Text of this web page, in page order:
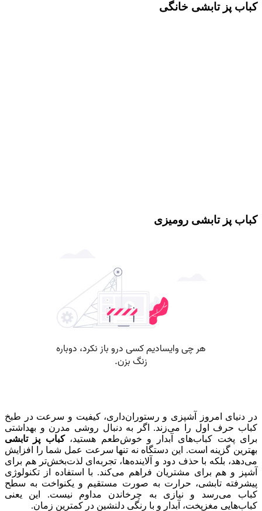
کباب پز تابشی خانگی
کباب پز تابشی رومیزی
در دنیای امروز آشپزی و رستوران‌داری، کیفیت و سرعت در طبخ
کباب حرف اول را می‌زند. اگر به دنبال روشی مدرن و بهداشتی
برای پخت کباب‌های آبدار و خوش‌طعم هستید،کباب پز تابشی
بهترین گزینه است. این دستگاه نه تنها سرعت عمل شما را افزایش
می‌دهد، بلکه با حذف دود و آلاینده‌ها، تجربه‌ای لذت‌بخش‌تر هم برای
آشپز و هم برای مشتریان فراهم می‌کند. با استفاده از تکنولوژی
پیشرفته تابشی، حرارت به صورت مستقیم و یکنواخت به سطح
کباب می‌رسد و نیازی به چرخاندن مداوم نیست. این یعنی
کباب‌هایی مغزپخت، آبدار و با رنگی دلنشین در کمترین زمان.